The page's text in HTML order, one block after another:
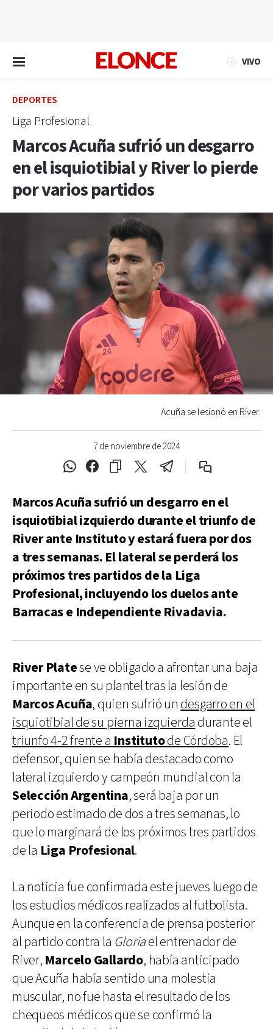
VIVO
DEPORTES
Liga Profesional
Marcos Acuña sufrió un desgarro
en el isquiotibial y River lo pierde
por varios partidos
7 de noviembre de 2024
Acuña se lesionó en River.
Marcos Acuña sufrió un desgarro en el
isquiotibial izquierdo durante el triunfo de
River ante Instituto y estará fuera por dos
a tres semanas. El lateral se perderá los
próximos tres partidos de la Liga
Profesional, incluyendo los duelos ante
Barracas e Independiente Rivadavia.
River Platese ve obligado a afrontar una baja
importante en su plantel tras la lesión de
Marcos Acuña, quien sufrió un desgarro en el
isquiotibial de su pierna izquierda durante el
triunfo 4-2 frente a Institutode Córdoba. El
defensor, quien se había destacado como
lateral izquierdo y campeón mundial con la
Selección Argentina, será baja por un
periodo estimado de dos a tres semanas, lo
que lo marginará de los próximos tres partidos
de la Liga Profesional.
La noticia fue confirmada este jueves luego de
los estudios médicos realizados al futbolista.
Aunque en la conferencia de prensa posterior
al partido contra la Gloriael entrenador de
River, Marcelo Gallardo, había anticipado
que Acuña había sentido una molestia
muscular, no fue hasta el resultado de los
chequeos médicos que se confirmó la